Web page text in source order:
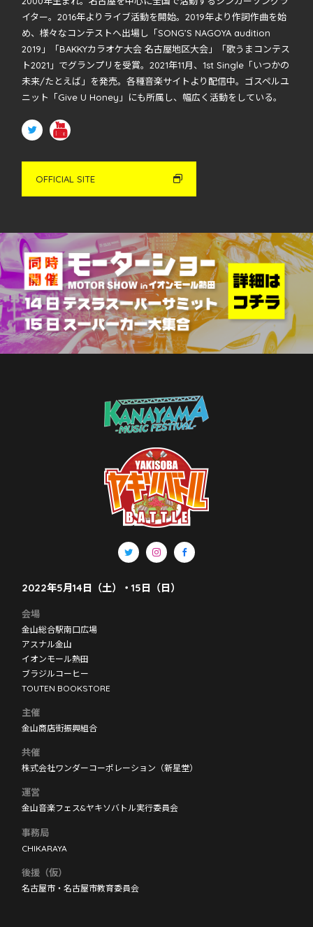
イター。2016年よりライブ活動を開始。2019年より作詞作曲を始
め、様々なコンテストへ出場し「SONG’S NAGOYA audition
2019」「BAKKYカラオケ大会 名古屋地区大会」「歌うまコンテス
ト2021」でグランプリを受賞。2021年11月、1st Single「いつかの
未来/たとえば」を発売。各種音楽サイトより配信中。ゴスペルユ
ニット「Give U Honey」にも所属し、幅広く活動をしている。
OFFICIAL SITE
2022年5月14日（土）・15日（日）
会場
金山総合駅南口広場
アスナル金山
イオンモール熱田
ブラジルコーヒー
TOUTEN BOOKSTORE
主催
金山商店街振興組合
共催
株式会社ワンダーコーポレーション（新星堂）
運営
金山音楽フェス&ヤキソバトル実行委員会
事務局
CHIKARAYA
後援（仮）
名古屋市・名古屋市教育委員会